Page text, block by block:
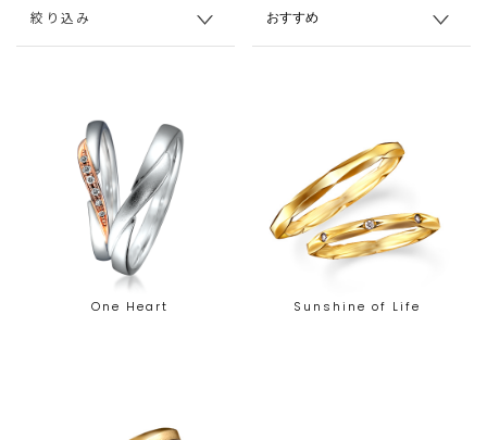
絞り込み
One Heart Sunshine of Life